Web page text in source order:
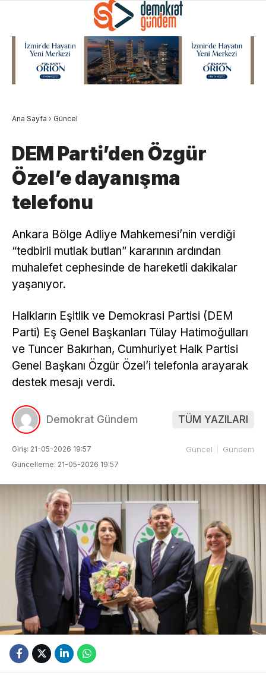
Ana Sayfa › Güncel
DEM Parti’den Özgür
Özel’e dayanışma
telefonu
Ankara Bölge Adliye Mahkemesi’nin verdiği
“tedbirli mutlak butlan” kararının ardından
muhalefet cephesinde de hareketli dakikalar
yaşanıyor.
Halkların Eşitlik ve Demokrasi Partisi (DEM
Parti) Eş Genel Başkanları Tülay Hatimoğulları
ve Tuncer Bakırhan, Cumhuriyet Halk Partisi
Genel Başkanı Özgür Özel’i telefonla arayarak
destek mesajı verdi.
Demokrat Gündem TÜM YAZILARI
Giriş: 21-05-2026 19:57
Güncelleme: 21-05-2026 19:57
Güncel Gündem